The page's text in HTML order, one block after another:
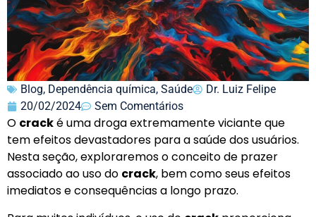
Blog, Dependência química, Saúde
Dr. Luiz Felipe
20/02/2024
Sem Comentários
O cracké uma droga extremamente viciante que
tem efeitos devastadores para a saúde dos usuários.
Nesta seção, exploraremos o conceito de prazer
associado ao uso do crack, bem como seus efeitos
imediatos e consequências a longo prazo.